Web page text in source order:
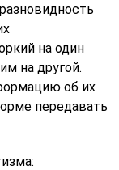
на один
на другой.
об их
передавать